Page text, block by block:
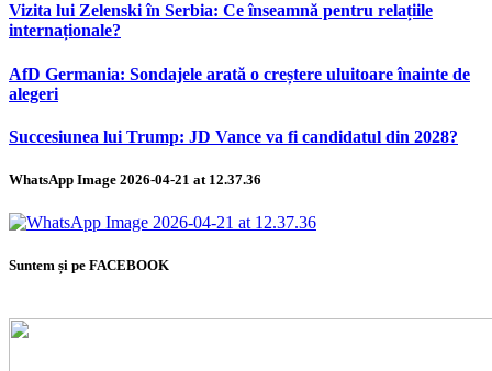
Vizita lui Zelenski în Serbia: Ce înseamnă pentru relațiile
internaționale?
AfD Germania: Sondajele arată o creștere uluitoare înainte de
alegeri
Succesiunea lui Trump: JD Vance va fi candidatul din 2028?
WhatsApp Image 2026-04-21 at 12.37.36
Suntem și pe FACEBOOK